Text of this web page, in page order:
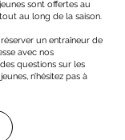
sont offertes au
au long de la saison.
un entraîneur de
avec nos
questions sur les
n’hésitez pas à